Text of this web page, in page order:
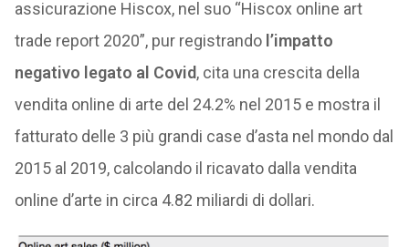
assicurazione Hiscox, nel suo “Hiscox online art
trade report 2020”, pur registrando l’impatto
negativo legato al Covid, cita una crescita della
vendita online di arte del 24.2% nel 2015 e mostra il
fatturato delle 3 più grandi case d’asta nel mondo dal
2015 al 2019, calcolando il ricavato dalla vendita
online d’arte in circa 4.82 miliardi di dollari.